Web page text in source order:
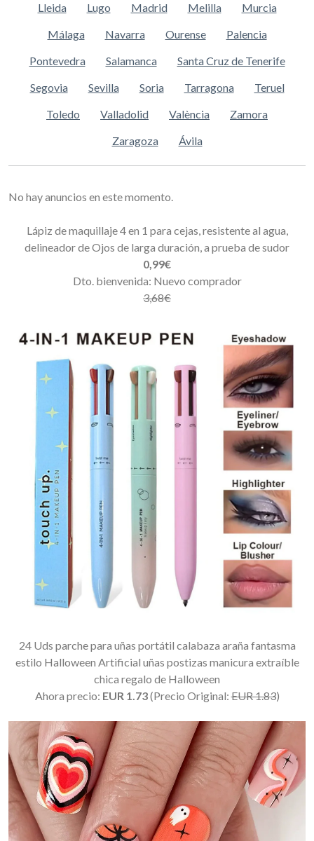
Lleida
Lugo Madrid Melilla
Murcia
Málaga
Navarra Ourense
Palencia
Pontevedra
Salamanca
Santa Cruz de Tenerife
Segovia
Sevilla Soria Tarragona
Teruel
Toledo
Valladolid València
Zamora
Zaragoza
Ávila
No hay anuncios en este momento.
Lápiz de maquillaje 4 en 1 para cejas, resistente al agua,
delineador de Ojos de larga duración, a prueba de sudor
0,99€
Dto. bienvenida: Nuevo comprador
3,68€
24 Uds parche para uñas portátil calabaza araña fantasma
estilo Halloween Artificial uñas postizas manicura extraíble
chica regalo de Halloween
Ahora precio: EUR 1.73(Precio Original:EUR 1.83)